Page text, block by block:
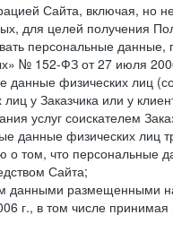
Сайта, включая, но
для целей получения
персональные
№ 152-ФЗ от 27 июля
данные физических лиц
у Заказчика или у
услуг соискателем
данные физических лиц
том, что персональные
Сайта;
данными размещенными
г., в том числе принимая